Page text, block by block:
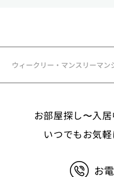
ウィークリー・マンスリーマ
メールアドレス、ア
等 ③決済に関する
ービスのご利用に際
子、広告識別子、IP
閲覧時刻、リファラ
お部屋探し〜入
いつでもお気
お